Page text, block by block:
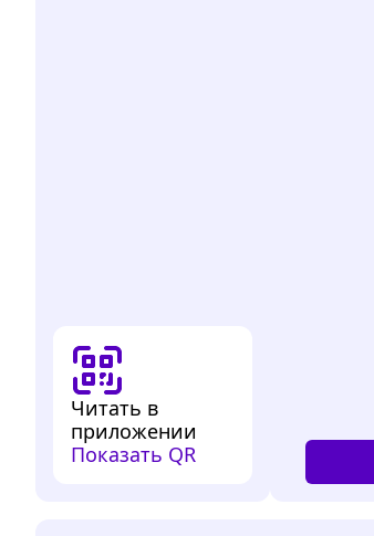
Читать в
приложении
Показать QR